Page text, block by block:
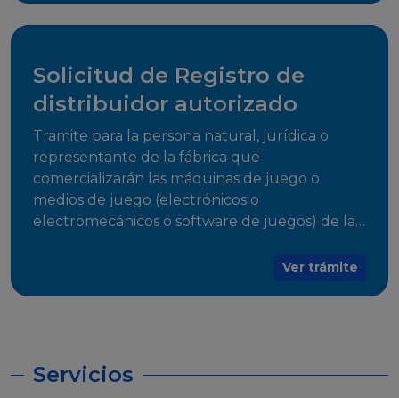
Solicitud de Registro de
distribuidor autorizado
Tramite para la persona natural, jurídica o
representante de la fábrica que
comercializarán las máquinas de juego o
medios de juego (electrónicos o
electromecánicos o software de juegos) de las
Ver trámite
Servicios